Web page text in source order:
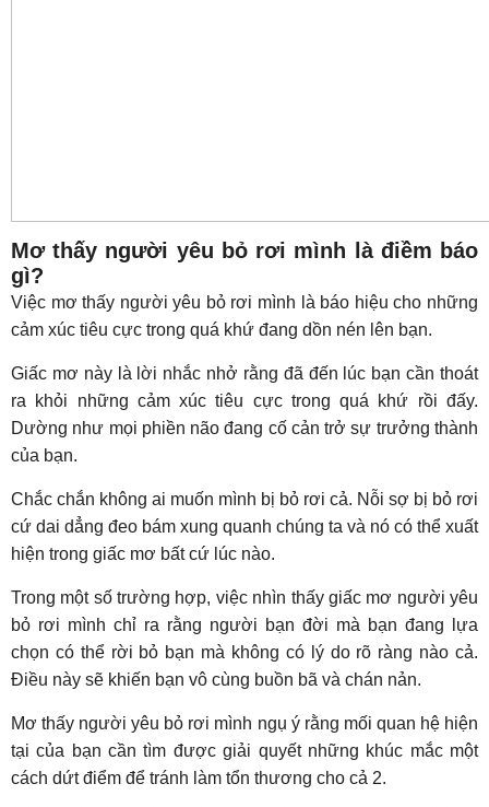
Mơ thấy người yêu bỏ rơi mình là điềm báo
gì?
Việc mơ thấy người yêu bỏ rơi mình là báo hiệu cho những
cảm xúc tiêu cực trong quá khứ đang dồn nén lên bạn.
Giấc mơ này là lời nhắc nhở rằng đã đến lúc bạn cần thoát
ra khỏi những cảm xúc tiêu cực trong quá khứ rồi đấy.
Dường như mọi phiền não đang cố cản trở sự trưởng thành
của bạn.
Chắc chắn không ai muốn mình bị bỏ rơi cả. Nỗi sợ bị bỏ rơi
cứ dai dẳng đeo bám xung quanh chúng ta và nó có thể xuất
hiện trong giấc mơ bất cứ lúc nào.
Trong một số trường hợp, việc nhìn thấy giấc mơ người yêu
bỏ rơi mình chỉ ra rằng người bạn đời mà bạn đang lựa
chọn có thể rời bỏ bạn mà không có lý do rõ ràng nào cả.
Điều này sẽ khiến bạn vô cùng buồn bã và chán nản.
Mơ thấy người yêu bỏ rơi mình ngụ ý rằng mối quan hệ hiện
tại của bạn cần tìm được giải quyết những khúc mắc một
cách dứt điểm để tránh làm tổn thương cho cả 2.